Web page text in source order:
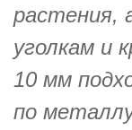
растения,
уголкам и
10 мм
по